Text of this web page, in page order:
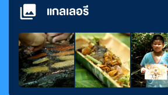
แกลเลอรี